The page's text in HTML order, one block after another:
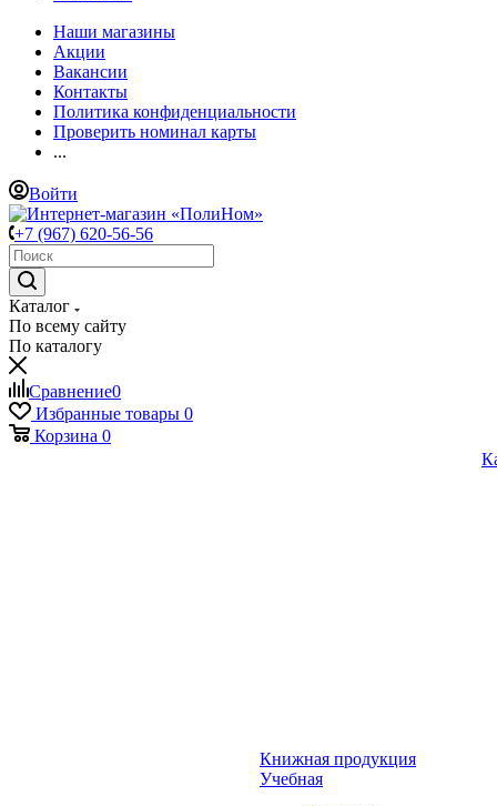
Наши магазины
Акции
Вакансии
Контакты
Политика конфиденциальности
Проверить номинал карты
...
Войти
+7 (967) 620-56-56
Каталог
По всему сайту
По каталогу
Сравнение0
Избранные товары 0
Корзина 0
Книжная продукция
Учебная